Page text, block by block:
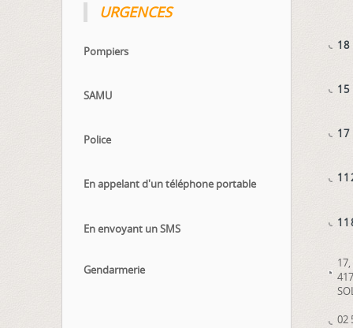
URGENCES
Pompiers 18
SAMU 15
Police 17
En appelant d'un téléphone portable
En envoyant un SMS
Gendarmerie
02